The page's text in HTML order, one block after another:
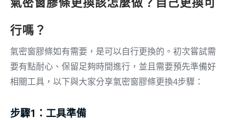
行嗎？
氣密窗膠條如有需要，是可以自行更換的。初次嘗試需
要有點耐心、保留足夠時間進行，並且需要預先準備好
相關工具，以下與大家分享氣密窗膠條更換4步驟：
步驟1：工具準備